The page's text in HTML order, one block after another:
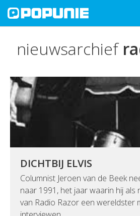
nieuwsarchief
DICHTBIJ ELVIS
Columnist Jeroen van de Beek
naar 1991, het jaar waarin hij
van Radio Razor een wereldster